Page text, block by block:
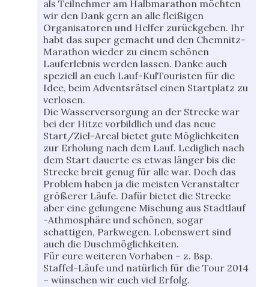
als Teilnehmer am Halbmarathon möchten
wir den Dank gern an alle fleißigen
Organisatoren und Helfer zurückgeben. Ihr
habt das super gemacht und den Chemnitz-
Marathon wieder zu einem schönen
Lauferlebnis werden lassen. Danke auch
speziell an euch Lauf-KulTouristen für die
Idee, beim Adventsrätsel einen Startplatz zu
verlosen.
Die Wasserversorgung an der Strecke war
bei der Hitze vorbildlich und das neue
Start/Ziel-Areal bietet gute Möglichkeiten
zur Erholung nach dem Lauf. Lediglich nach
dem Start dauerte es etwas länger bis die
Strecke breit genug für alle war. Doch das
Problem haben ja die meisten Veranstalter
größerer Läufe. Dafür bietet die Strecke
aber eine gelungene Mischung aus Stadtlauf
-Athmosphäre und schönen, sogar
schattigen, Parkwegen. Lobenswert sind
auch die Duschmöglichkeiten.
Für eure weiteren Vorhaben – z. Bsp.
Staffel-Läufe und natürlich für die Tour 2014
– wünschen wir euch viel Erfolg.